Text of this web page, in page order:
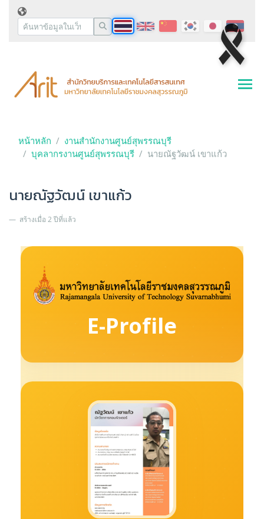
หน้าหลัก
งานสำนักงานศูนย์สุพรรณบุรี
บุคลากรงานศูนย์สุพรรณบุรี
นายณัฐวัฒน์ เขาแก้ว
นายณัฐวัฒน์ เขาแก้ว
สร้างเมื่อ 2 ปีที่แล้ว